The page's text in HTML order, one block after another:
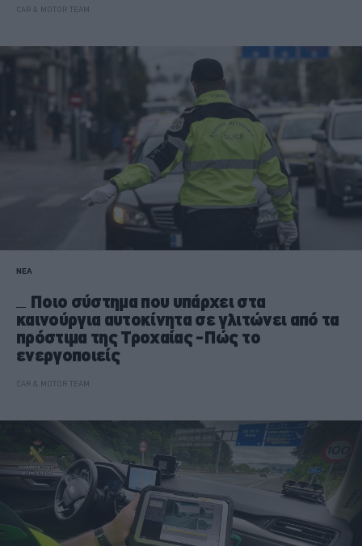
CAR & MOTOR TEAM
ΝΕΑ
Ποιο σύστημα που υπάρχει στα
καινούργια αυτοκίνητα σε γλιτώνει από τα
πρόστιμα της Τροχαίας -Πώς το
ενεργοποιείς
CAR & MOTOR TEAM